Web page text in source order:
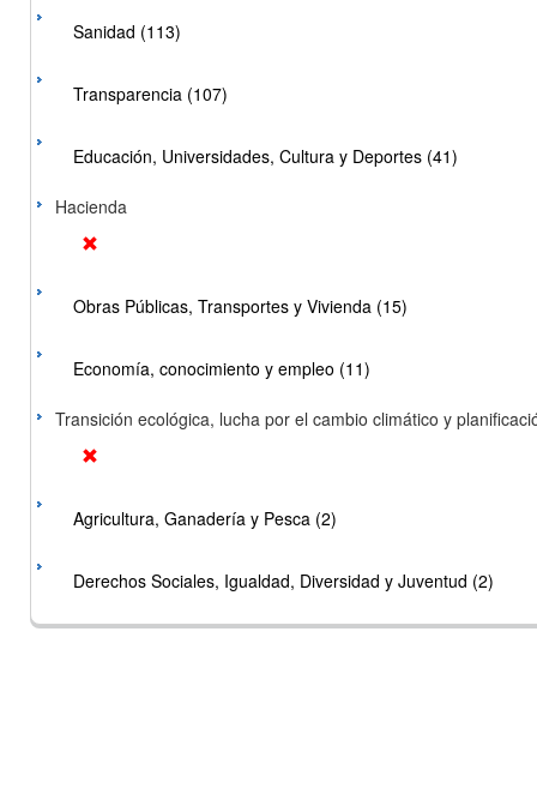
Sanidad (113)
Transparencia (107)
Educación, Universidades, Cultura y Deportes (41)
Hacienda
Obras Públicas, Transportes y Vivienda (15)
Economía, conocimiento y empleo (11)
Transición ecológica, lucha por el cambio climático y
Agricultura, Ganadería y Pesca (2)
Derechos Sociales, Igualdad, Diversidad y Juventud (2)